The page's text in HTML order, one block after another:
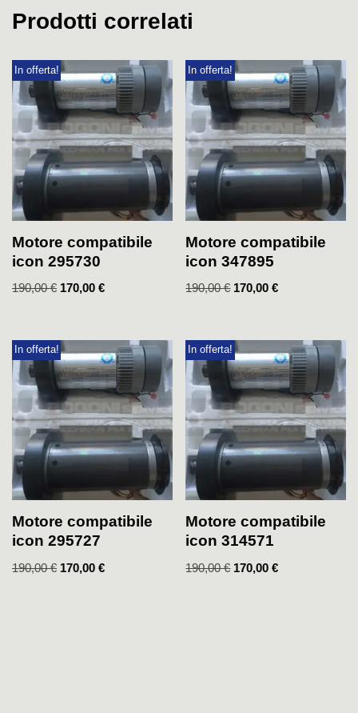
Prodotti correlati
In offerta!
Motore compatibile
icon 295730
190,00€ 170,00 €
In offerta!
Motore compatibile
icon 347895
190,00€ 170,00€
In offerta!
Motore compatibile
icon 295727
190,00€ 170,00 €
In offerta!
Motore compatibile
icon 314571
190,00€ 170,00€